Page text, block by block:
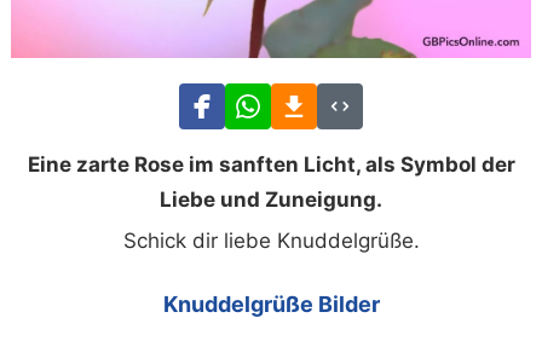
Eine zarte Rose im sanften Licht, als Symbol der
Liebe und Zuneigung.
Schick dir liebe Knuddelgrüße.
Knuddelgrüße Bilder